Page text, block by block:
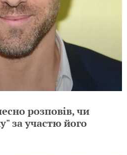
розповів, чи
за участю його